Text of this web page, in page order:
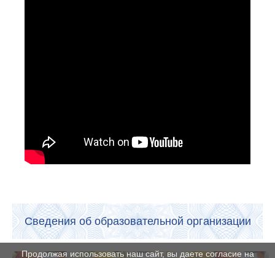
Сведения об образовательной организации
Продолжая использовать наш сайт, вы даете согласие на